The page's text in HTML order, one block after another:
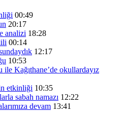
00:49
20:17
analizi 18:28
00:14
12:17
10:53
Kağıthane’de okullardayız
etkinliği 10:35
sabah namazı 12:22
devam 13:41